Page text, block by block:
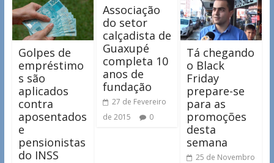
Golpes de
empréstimo
s são
aplicados
contra
aposentados
e
pensionistas
do INSS
Associação
do setor
calçadista de
Guaxupé
completa 10
anos de
fundação
27 de Fevereiro
de 2015
0
Tá chegando
o Black
Friday
prepare-se
para as
promoções
desta
semana
25 de Novembro